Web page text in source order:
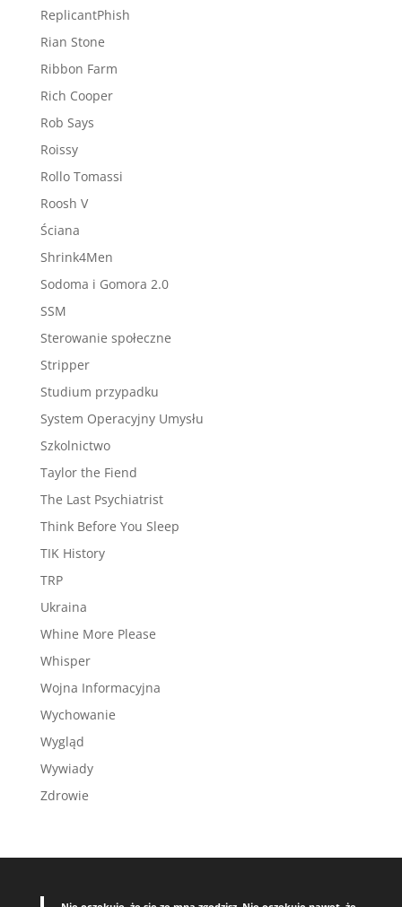
ReplicantPhish
Rian Stone
Ribbon Farm
Rich Cooper
Rob Says
Roissy
Rollo Tomassi
Roosh V
Ściana
Shrink4Men
Sodoma i Gomora 2.0
SSM
Sterowanie społeczne
Stripper
Studium przypadku
System Operacyjny Umysłu
Szkolnictwo
Taylor the Fiend
The Last Psychiatrist
Think Before You Sleep
TIK History
TRP
Ukraina
Whine More Please
Whisper
Wojna Informacyjna
Wychowanie
Wygląd
Wywiady
Zdrowie